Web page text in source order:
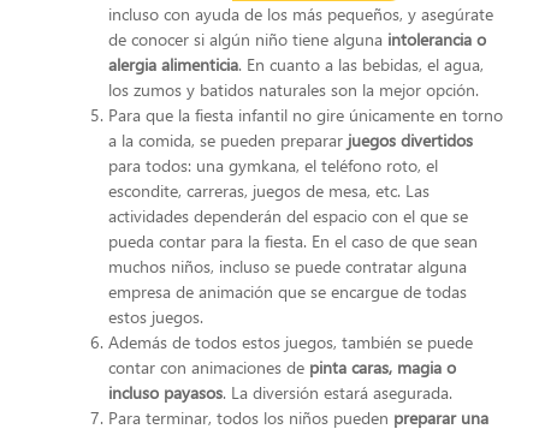
incluso con ayuda de los más pequeños, y asegúrate
de conocer si algún niño tiene alguna intolerancia o
alergia alimenticia. En cuanto a las bebidas, el agua,
los zumos y batidos naturales son la mejor opción.
Para que la fiesta infantil no gire únicamente en torno
a la comida, se pueden preparar juegos divertidos
para todos: una gymkana, el teléfono roto, el
escondite, carreras, juegos de mesa, etc. Las
actividades dependerán del espacio con el que se
pueda contar para la fiesta. En el caso de que sean
muchos niños, incluso se puede contratar alguna
empresa de animación que se encargue de todas
estos juegos.
Además de todos estos juegos, también se puede
contar con animaciones de pinta caras, magia o
incluso payasos. La diversión estará asegurada.
Para terminar, todos los niños pueden preparar una